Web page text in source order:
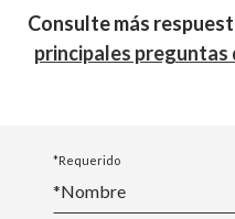
por K12 están
los concursos de arte
asociaciones de
más información sobre
socialización y
Consulte más
principales preguntas
*Requerido
*Nombre